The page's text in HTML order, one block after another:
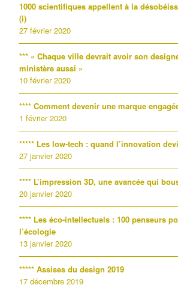
1000 scientifiques appellent à la
(i)
27 février 2020
*** « Chaque ville devrait avoir son
ministère aussi »
10 février 2020
**** Comment devenir une marque
1 février 2020
***** Les low-tech : quand l’innovation
27 janvier 2020
**** L’impression 3D, une avancée qui
20 janvier 2020
**** Les éco-intellectuels : 100 penseurs
l’écologie
13 janvier 2020
***** Assises du design 2019
17 décembre 2019